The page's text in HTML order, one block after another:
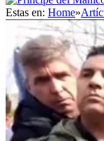
Estas en: Home»